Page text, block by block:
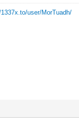
user/MorTuadh/